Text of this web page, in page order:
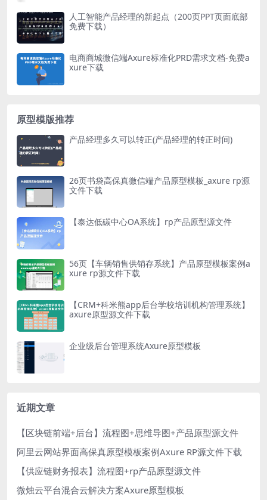
人工智能产品经理的新起点（200页PPT页面底部
免费下载）
电商商城微信端Axure标准化PRD需求文档-免费a
xure下载
原型模版推荐
产品经理多久可以转正(产品经理的转正时间)
26页书袋高保真微信端产品原型模板_axure rp源
文件下载
【泰达低碳中心OA系统】rp产品原型源文件
56页【车辆销售供销存系统】产品原型模板案例a
xure rp源文件下载
【CRM+科米熊app后台学校培训机构管理系统】
axure原型源文件下载
企业级后台管理系统Axure原型模板
近期文章
【区块链前端+后台】流程图+思维导图+产品原型源文件
阿里云网站界面高保真原型模板案例Axure RP源文件下载
【供应链财务报表】流程图+rp产品原型源文件
微烛云平台混合云解决方案Axure原型模板